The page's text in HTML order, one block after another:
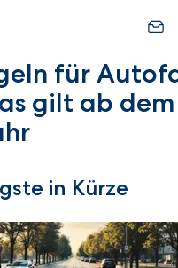
für
gilt ab dem
in Kürze